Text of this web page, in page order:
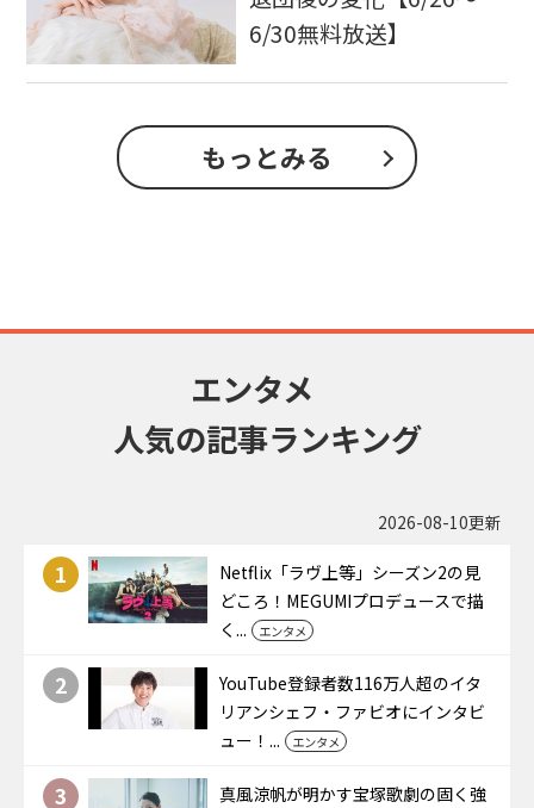
6/30無料放送】
もっとみる
エンタメ
人気の記事ランキング
2026-08-10更新
1
Netflix「ラヴ上等」シーズン2の見
どころ！MEGUMIプロデュースで描
く...
エンタメ
2
YouTube登録者数116万人超のイタ
リアンシェフ・ファビオにインタビ
ュー！...
エンタメ
3
真風涼帆が明かす宝塚歌劇の固く強